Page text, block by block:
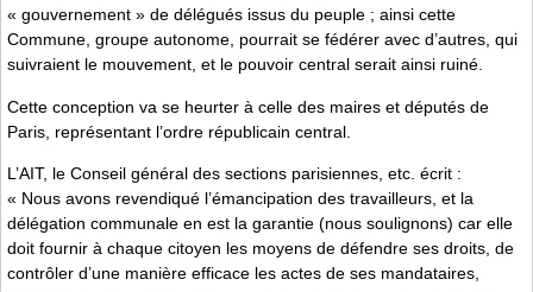
« gouvernement » de délégués issus du peuple ; ainsi cette
Commune, groupe autonome, pourrait se fédérer avec d’autres, qui
suivraient le mouvement, et le pouvoir central serait ainsi ruiné.
Cette conception va se heurter à celle des maires et députés de
Paris, représentant l’ordre républicain central.
L’AIT, le Conseil général des sections parisiennes, etc. écrit :
« Nous avons revendiqué l’émancipation des travailleurs, et la
délégation communale en est la garantie (nous soulignons) car elle
doit fournir à chaque citoyen les moyens de défendre ses droits, de
contrôler d’une manière efficace les actes de ses mandataires,